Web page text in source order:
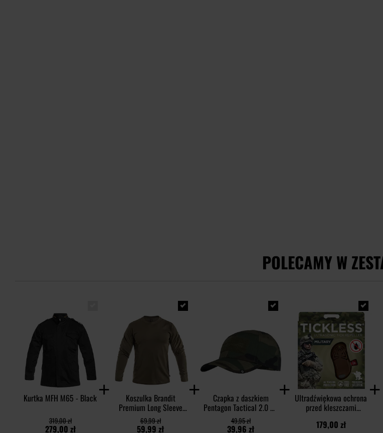
POLECAMY W
Kurtka MFH M65 - Black
279,00 zł
319,00 zł
Koszulka Brandit
Premium Long Sleeve
Shirt - Olive
59,99 zł
69,99 zł
Czapka z daszkiem
Pentagon Tactical 2.0 BB
Rip-Stop Cap - Woodland
39,96 zł
49,95 zł
Ultradźwiękowa ochrona
przed kleszczami
ludzi - Brown
179,00 zł